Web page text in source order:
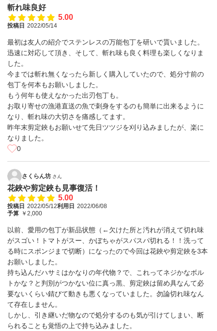
斬れ味良好
5.00
投稿日 2022/05/14
最初は友人の紹介でステンレスの万能包丁を研いで貰いました。
迅速に対応して頂き、そして、斬れ味も良く料理も楽しくなりま
した。
今までは斬れ無くなったら新しく購入していたので、処分寸前の
包丁を何本もお願いしました。
もう何年も使えなかった出刃包丁も。
お取り寄せの漁港直送の魚で刺身をするのも簡単に出来るように
なり、斬れ味の大切さを痛感してます。
昨年末剪定鋏もお願いせて先日ツツジを刈り込みましたが、楽に
なりました。
0
さくらん坊 さん
花鋏や剪定鋏も見事復活！
5.00
投稿日 2022/05/12利用日 2022/06/08
予算 ￥2,000
以前、愛用の包丁が新品状態（←欠けた所と汚れが消えて切れ味
がスゴい！トマトがスー、かぼちゃがスパスパ切れる！！洗って
る時にスポンジまで切断）になったので今回は花鋏や剪定鋏を3本
お願いしました。
持ち込んだハサミはかなりの年代物？で、これってネジかなボル
トかな？と判別がつかない位に真っ黒、剪定鋏は留め具なんて必
要ないくらい錆びて動きも悪くなっていました。勿論切れ味なん
て存在しません。
しかし、引き継いだ物なので処分するのも気が引けてしまい、断
られることも覚悟の上で持ち込みました。